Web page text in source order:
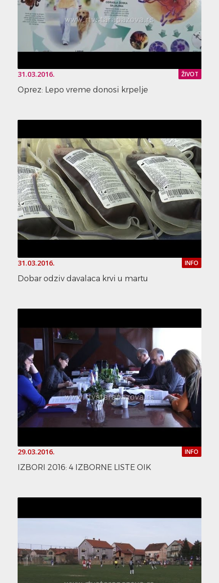
31.03.2016. ŽIVOT
Oprez: Lepo vreme donosi krpelje
31.03.2016. INFO
Dobar odziv davalaca krvi u martu
29.03.2016. INFO
IZBORI 2016: 4 IZBORNE LISTE OIK